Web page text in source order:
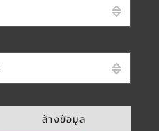
ล้างข้อมูล